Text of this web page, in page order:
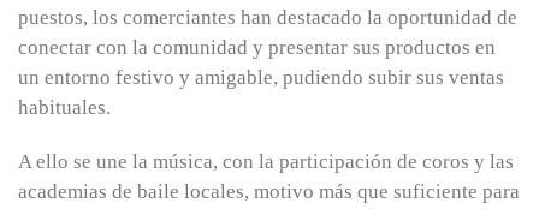
puestos, los comerciantes han destacado la oportunidad de
conectar con la comunidad y presentar sus productos en
un entorno festivo y amigable, pudiendo subir sus ventas
habituales.
A ello se une la música, con la participación de coros y las
academias de baile locales, motivo más que suficiente para